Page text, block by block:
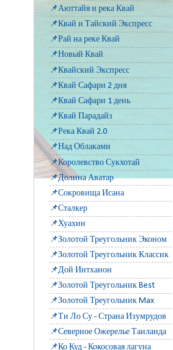
📌Аюттайя и река Квай
📌Квай и Тайский Экспресс
📌Рай на реке Квай
📌Новый Квай
📌Квайский Экспресс
📌Квай Сафари 2 дня
📌Квай Сафари 1 день
📌Квай Парадайз
📌Река Квай 2.0
📌Над Облаками
📌Королевство Сукхотай
📌Долина Аватар
📌Сокровища Исана
📌Сталкер
📌Хуахин
📌Золотой Треугольник Эконом
📌Золотой Треугольник Классик
📌Дой Интханон
📌Золотой Треугольник Best
📌Золотой Треугольник Max
📌Ти Ло Су - Страна Изумрудов
📌Северное Ожерелье Таиланда
📌Ко Куд - Кокосовая лагуна